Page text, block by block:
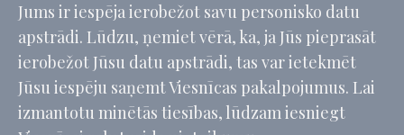
Jums ir iespēja ierobežot savu personisko datu
apstrādi. Lūdzu, ņemiet vērā, ka, ja Jūs pieprasāt
ierobežot Jūsu datu apstrādi, tas var ietekmēt
Jūsu iespēju saņemt Viesnīcas pakalpojumus. Lai
izmantotu minētās tiesības, lūdzam iesniegt